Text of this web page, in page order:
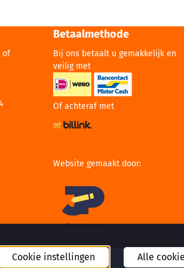
of
Betaalmethode
Bij ons betaalt u gemakkelijk en
veilig met
Of achteraf met
Website gemaakt door:
Cookie instellingen Alle